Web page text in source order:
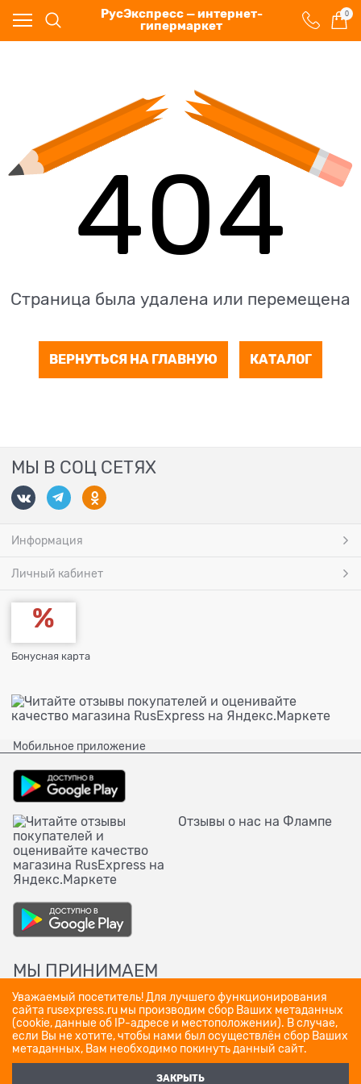
РусЭкспресс — интернет-
гипермаркет
0
404
Страница была удалена или перемещена
ВЕРНУТЬСЯ НА ГЛАВНУЮ КАТАЛОГ
МЫ В СОЦ СЕТЯХ
Информация
Личный кабинет
Бонусная карта
Мобильное приложение
Отзывы о нас на Флампе
МЫ ПРИНИМАЕМ
Уважаемый посетитель! Для лучшего функционирования
сайта rusexpress.ru мы производим сбор Ваших метаданных
(cookie, данные об IP-адресе и местоположении). В случае,
если Вы не хотите, чтобы нами был осуществлён сбор Ваших
метаданных, Вам необходимо покинуть данный сайт.
ЗАКРЫТЬ